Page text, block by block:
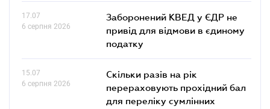
17.07
6 серпня 2026
Заборонений КВЕД у ЄДР не
привід для відмови в єдиному
податку
15.07
6 серпня 2026
Скільки разів на рік
перераховують прохідний бал
для переліку сумлінних